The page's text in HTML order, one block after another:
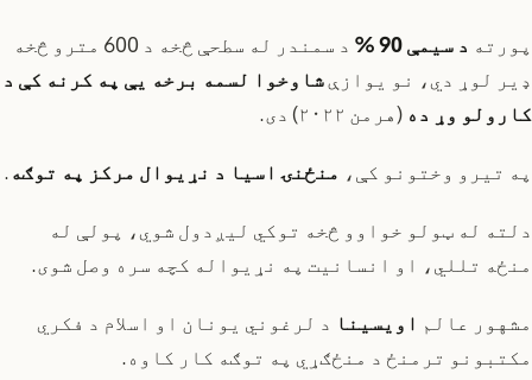
پورته د سیمې 90 %
د سمندر له سطحې څخه د 600 مترو څخه
ډیر لوړ دي، نو یوازېشاوخوا لسمه برخه یې په کرنه کې د
کارولو وړ ده (هرمن ۲۰۲۲) دی.
په تیرو وختونو کې، منځنۍ اسیا د نړیوال مرکز په توګه.
دلته له ټولو خواوو څخه توکي لیږدول شوي، پولې له
منځه تللي، او انسانیت په نړیواله کچه سره وصل شوی.
مشهور عالم اویسینا د لرغوني یونان او اسلام د فکري
مکتبونو ترمنځ د منځګړي په توګه کار کاوه.